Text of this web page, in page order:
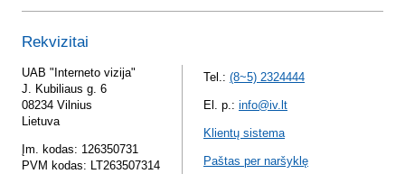
Rekvizitai
UAB "Interneto vizija"
J. Kubiliaus g. 6
08234 Vilnius
Lietuva
Įm. kodas: 126350731
PVM kodas: LT263507314
Tel.: (8~5) 2324444
El. p.: info@iv.lt
Klientų sistema
Paštas per naršyklę